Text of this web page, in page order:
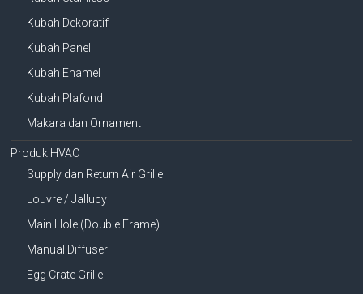
Kubah Dekoratif
Kubah Panel
Kubah Enamel
Kubah Plafond
Makara dan Ornament
Produk HVAC
Supply dan Return Air Grille
Louvre / Jallucy
Main Hole (Double Frame)
Manual Diffuser
Egg Crate Grille